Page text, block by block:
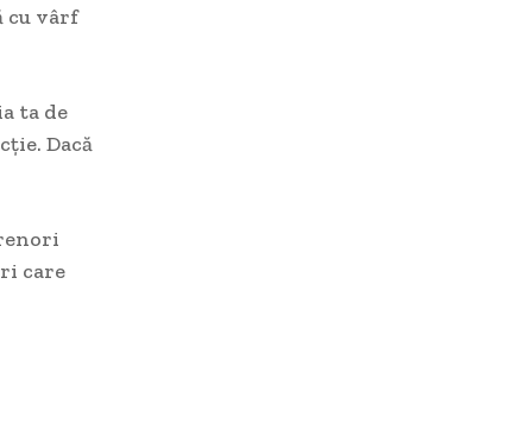
cu vârf
ta de
Dacă
care